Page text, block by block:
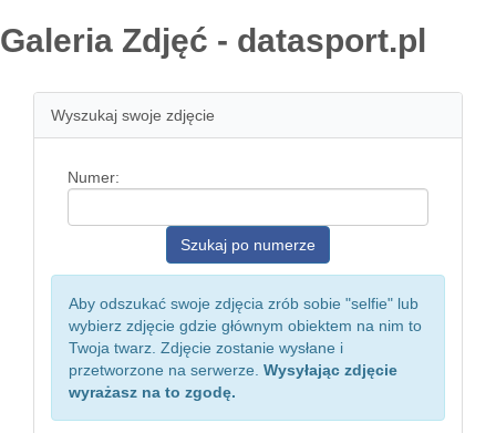
Galeria Zdjęć - datasport.pl
Wyszukaj swoje zdjęcie
Numer:
Aby odszukać swoje zdjęcia zrób sobie "selfie" lub
wybierz zdjęcie gdzie głównym obiektem na nim to
Twoja twarz. Zdjęcie zostanie wysłane i
przetworzone na serwerze. Wysyłając zdjęcie
wyrażasz na to zgodę.